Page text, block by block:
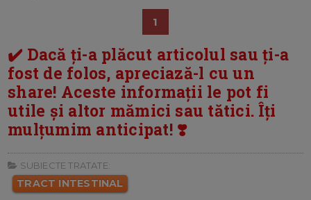
1
✔️ Dacă ți-a plăcut articolul sau ți-a
fost de folos, apreciază-l cu un
share! Aceste informații le pot fi
utile și altor mămici sau tătici. Îți
mulțumim anticipat! ❣️
SUBIECTE TRATATE:
TRACT INTESTINAL